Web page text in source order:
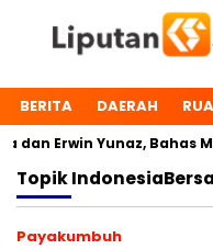
BERITA DAERAH
Erwin Yunaz, Bahas
Topik
Payakumbuh